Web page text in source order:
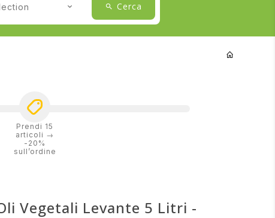
Cerca
Prendi 15
articoli →
-20%
sull’ordine
Vegetali Levante 5 Litri -